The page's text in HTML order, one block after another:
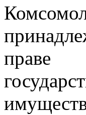
праве